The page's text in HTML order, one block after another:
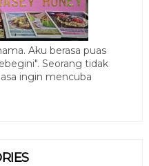
Aku berasa puas
Seorang tidak
ingin mencuba